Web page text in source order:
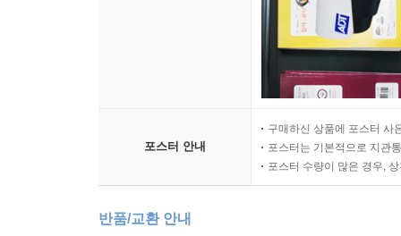
포스터 안내
구매하신 상품에 포스터 사
포스터는 기본적으로 지관
포스터 수량이 많은 경우,
반품/교환 안내